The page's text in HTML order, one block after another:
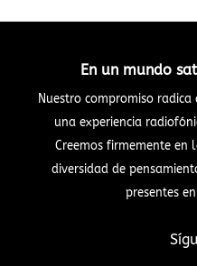
En un mundo
Nuestro compromiso
una experiencia
Creemos firmemente
diversidad de
presentes